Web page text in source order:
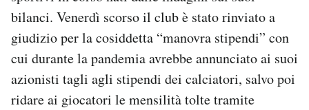
bilanci. Venerdì scorso il club è stato rinviato a
giudizio per la cosiddetta “manovra stipendi” con
cui durante la pandemia avrebbe annunciato ai suoi
azionisti tagli agli stipendi dei calciatori, salvo poi
ridare ai giocatori le mensilità tolte tramite